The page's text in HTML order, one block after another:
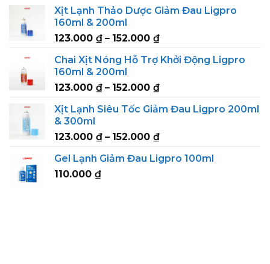
239.000 ₫
Xịt Lạnh Thảo Dược Giảm Đau Ligpro
160ml & 200ml
123.000 ₫ – 152.000 ₫Price
123.000 ₫
152.000 ₫
Chai Xịt Nóng Hỗ Trợ Khởi Động Ligpro
160ml & 200ml
123.000 ₫ – 152.000 ₫Price
123.000 ₫
152.000 ₫
Xịt Lạnh Siêu Tốc Giảm Đau Ligpro 200ml
& 300ml
123.000 ₫ – 152.000 ₫Price
123.000 ₫
Gel Lạnh Giảm Đau Ligpro 100ml
110.000 ₫